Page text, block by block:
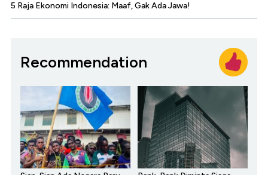
5 Raja Ekonomi Indonesia: Maaf, Gak Ada Jawa!
Recommendation